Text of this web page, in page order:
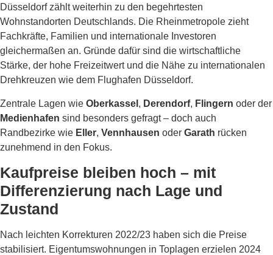
Düsseldorf zählt weiterhin zu den begehrtesten
Wohnstandorten Deutschlands. Die Rheinmetropole zieht
Fachkräfte, Familien und internationale Investoren
gleichermaßen an. Gründe dafür sind die wirtschaftliche
Stärke, der hohe Freizeitwert und die Nähe zu internationalen
Drehkreuzen wie dem Flughafen Düsseldorf.
Zentrale Lagen wie Oberkassel , Derendorf, Flingern oder der
Medienhafen sind besonders gefragt – doch auch
Randbezirke wie Eller, Vennhausen oder Garath rücken
zunehmend in den Fokus.
Kaufpreise bleiben hoch – mit
Differenzierung nach Lage und
Zustand
Nach leichten Korrekturen 2022/23 haben sich die Preise
stabilisiert. Eigentumswohnungen in Toplagen erzielen 2024